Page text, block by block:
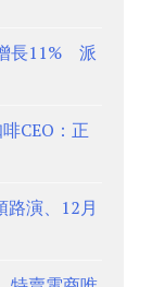
長11% 派
CEO：正
路演、12月